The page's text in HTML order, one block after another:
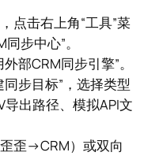
点击右上角“工具”菜
步中心”。
部CRM同步引擎”。
步目标”，选择类型
导出路径、模拟API文
歪→CRM）或双向